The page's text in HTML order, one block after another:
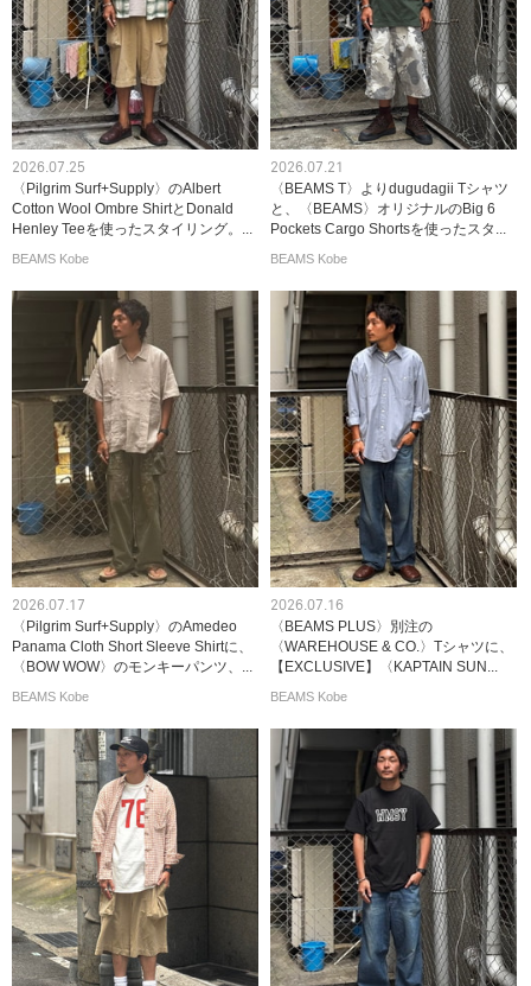
2026.07.25
〈Pilgrim Surf+Supply〉のAlbert
Cotton Wool Ombre ShirtとDonald
Henley Teeを使ったスタイリング。...
BEAMS Kobe
2026.07.21
〈BEAMS T〉よりdugudagii Tシャツ
と、〈BEAMS〉オリジナルのBig 6
Pockets Cargo Shortsを使ったスタ...
BEAMS Kobe
2026.07.17
〈Pilgrim Surf+Supply〉のAmedeo
Panama Cloth Short Sleeve Shirtに、
〈BOW WOW〉のモンキーパンツ、...
BEAMS Kobe
2026.07.16
〈BEAMS PLUS〉別注の
〈WAREHOUSE & CO.〉Tシャツに、
【EXCLUSIVE】〈KAPTAIN SUN...
BEAMS Kobe